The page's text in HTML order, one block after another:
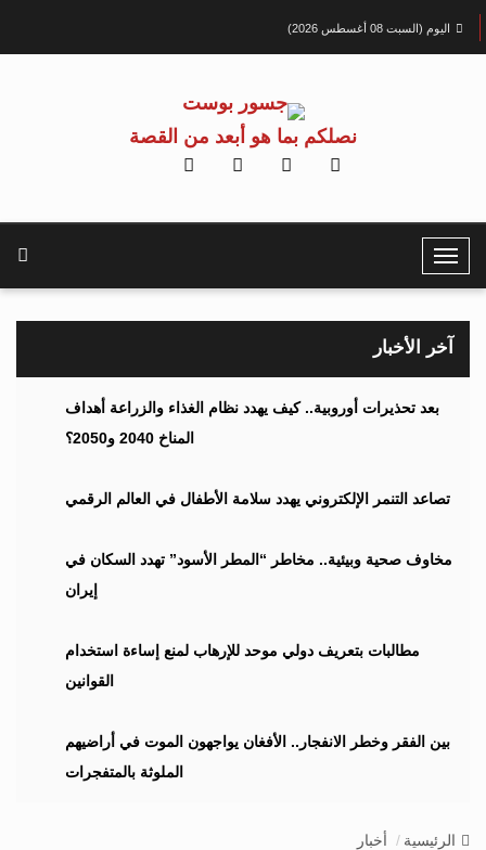
اليوم (السبت 08 أغسطس 2026)
نصلكم بما هو أبعد من القصة
T
o
g
N
i
t
آخر الأخبار
بعد تحذيرات أوروبية.. كيف يهدد نظام الغذاء والزراعة أهداف
المناخ 2040 و2050؟
تصاعد التنمر الإلكتروني يهدد سلامة الأطفال في العالم الرقمي
مخاوف صحية وبيئية.. مخاطر “المطر الأسود” تهدد السكان في
إيران
مطالبات بتعريف دولي موحد للإرهاب لمنع إساءة استخدام
القوانين
بين الفقر وخطر الانفجار.. الأفغان يواجهون الموت في أراضيهم
الملوثة بالمتفجرات
الرئيسية أخبار